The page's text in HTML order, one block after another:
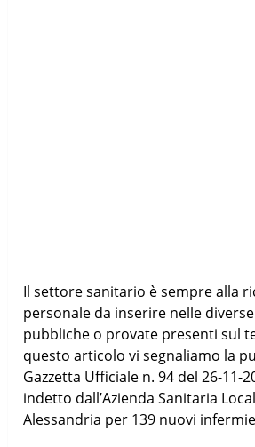
Il settore sanitario è sempre alla
personale da inserire nelle
pubbliche o provate presenti sul
questo articolo vi segnaliamo la
Gazzetta Ufficiale n. 94 del 26-11-
indetto dall’Azienda Sanitaria
Alessandria per 139 nuovi